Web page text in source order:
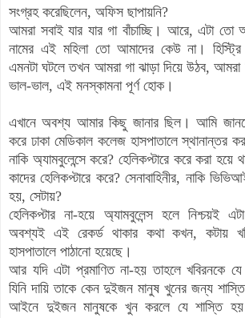
সংগ্রহ করেছিলেন, অফিস ছাপায়নি?
আমরা সবাই যার যার গা বাঁচাচ্ছি। আরে, এটা তো
নামের এই মহিলা তো আমাদের কেউ না। হিস্ট্রি
এমনটা ঘটলে তখন আমরা গা ঝাড়া দিয়ে উঠব,
ভাল-ভাল, এই মনস্কামনা পূর্ণ হোক।
এখানে অবশ্য আমার কিছু জানার ছিল। আমি
করে ঢাকা মেডিকাল কলেজ হাসপাতালে স্থানান্তর
নাকি অ্যামবুলেন্সে করে? হেলিকপ্টারে করে করা
কাদের হেলিকপ্টারে করে? সেনাবাহিনীর, নাকি
হয়, সেটায়?
হেলিকপ্টার না-হয়ে অ্যামবুলেন্স হলে নিশ্চয়ই
অবশ্যই এই রেকর্ড থাকার কথা কখন, কটায়
হাসপাতালে পাঠানো হয়েছে।
আর যদি এটা প্রমাণিত না-হয় তাহলে খবিরনকে যে
যিনি দায়ি তাকে কেন দুইজন মানুষ খুনের জন্য
আইনে দুইজন মানুষকে খুন করলে যে শাস্তি